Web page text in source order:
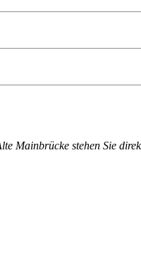
Mainbrücke stehen Sie